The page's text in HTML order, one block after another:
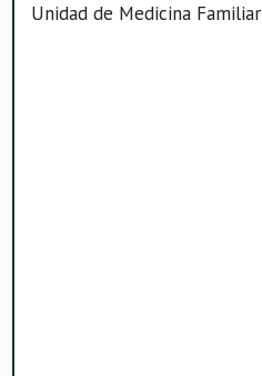
Unidad de Medicina Familiar